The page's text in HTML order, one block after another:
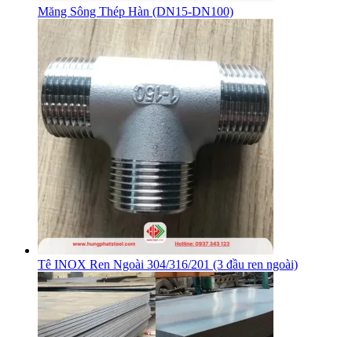
Măng Sông Thép Hàn (DN15-DN100)
Tê INOX Ren Ngoài 304/316/201 (3 đầu ren ngoài)